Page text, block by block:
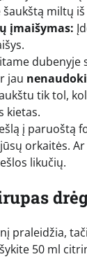
miltų
įmaišymas:
dubenyje
jau
tik tol,
kietas.
į paruoštą
orkaitės.
likučių.
praleidžia,
50 ml